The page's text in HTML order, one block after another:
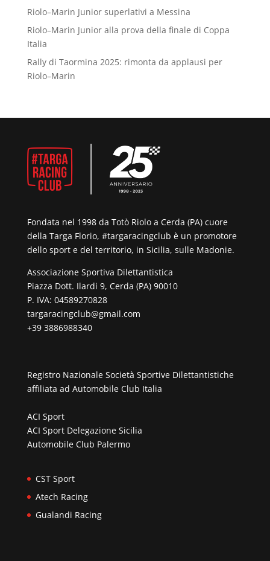
Riolo–Marin Junior superlativi a Messina
Riolo–Marin Junior alla prova della finale di Coppa
Italia
Rally di Taormina 2025: rimonta da applausi per
Riolo–Marin
Fondata nel 1998 da Totò Riolo a Cerda (PA) cuore
della Targa Florio, #targaracingclub è un promotore
dello sport e del territorio, in Sicilia, sulle Madonie.
Associazione Sportiva Dilettantistica
Piazza Dott. Ilardi 9, Cerda (PA) 90010
P. IVA: 04589270828
targaracingclub@gmail.com
+39 3886988340
Registro Nazionale Società Sportive Dilettantistiche
affiliata ad Automobile Club Italia
ACI Sport
ACI Sport Delegazione Sicilia
Automobile Club Palermo
CST Sport
Atech Racing
Gualandi Racing